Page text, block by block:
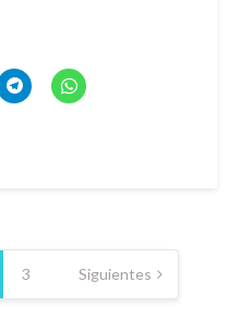
3 Siguientes